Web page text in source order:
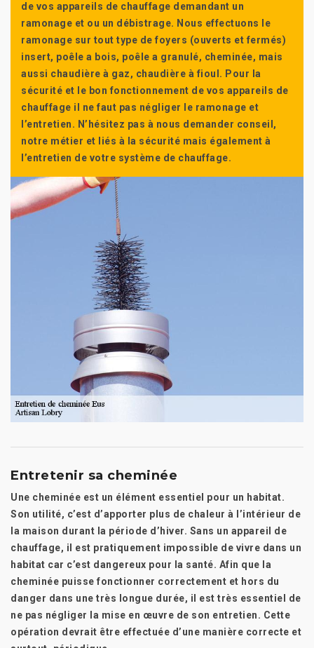
de vos appareils de chauffage demandant un
ramonage et ou un débistrage. Nous effectuons le
ramonage sur tout type de foyers (ouverts et fermés)
insert, poêle a bois, poêle a granulé, cheminée, mais
aussi chaudière à gaz, chaudière à fioul. Pour la
sécurité et le bon fonctionnement de vos appareils de
chauffage il ne faut pas négliger le ramonage et
l’entretien. N’hésitez pas à nous demander conseil,
notre métier et liés à la sécurité mais également à
l’entretien de votre système de chauffage.
Entretenir sa cheminée
Une cheminée est un élément essentiel pour un habitat.
Son utilité, c’est d’apporter plus de chaleur à l’intérieur de
la maison durant la période d’hiver. Sans un appareil de
chauffage, il est pratiquement impossible de vivre dans un
habitat car c’est dangereux pour la santé. Afin que la
cheminée puisse fonctionner correctement et hors du
danger dans une très longue durée, il est très essentiel de
ne pas négliger la mise en œuvre de son entretien. Cette
opération devrait être effectuée d’une manière correcte et